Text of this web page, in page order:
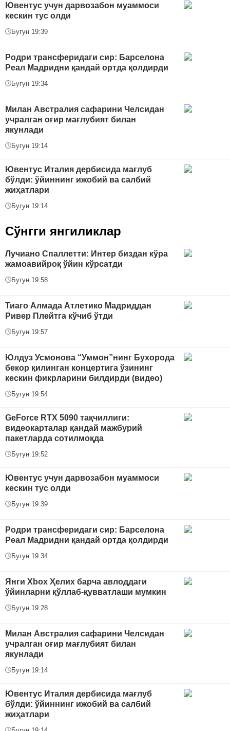
Ювентус учун дарвозабон муаммоси
кескин тус олди
Бугун 19:39
Родри трансферидаги сир: Барселона
Реал Мадридни қандай ортда қолдирди
Бугун 19:34
Милан Австралия сафарини Челсидан
учралган оғир мағлубият билан
якунлади
Бугун 19:14
Ювентус Италия дербисида мағлуб
бўлди: ўйиннинг ижобий ва салбий
жиҳатлари
Бугун 19:14
Сўнгги янгиликлар
Лучиано Спаллетти: Интер биздан кўра
жамоавийроқ ўйин кўрсатди
Бугун 19:58
Тиаго Алмада Атлетико Мадриддан
Ривер Плейтга кўчиб ўтди
Бугун 19:57
Юлдуз Усмонова “Уммон”нинг Бухорода
бекор қилинган концертига ўзининг
кескин фикрларини билдирди (видео)
Бугун 19:54
GeForce RTX 5090 тақчиллиги:
видеокарталар қандай мажбурий
пакетларда сотилмоқда
Бугун 19:52
Ювентус учун дарвозабон муаммоси
кескин тус олди
Бугун 19:39
Родри трансферидаги сир: Барселона
Реал Мадридни қандай ортда қолдирди
Бугун 19:34
Янги Xbox Ҳелих барча авлоддаги
ўйинларни қўллаб-қувватлаши мумкин
Бугун 19:28
Милан Австралия сафарини Челсидан
учралган оғир мағлубият билан
якунлади
Бугун 19:14
Ювентус Италия дербисида мағлуб
бўлди: ўйиннинг ижобий ва салбий
жиҳатлари